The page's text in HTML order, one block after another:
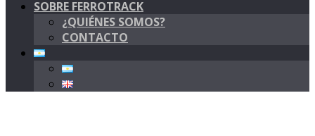
SOBRE FERROTRACK
¿QUIÉNES SOMOS?
CONTACTO